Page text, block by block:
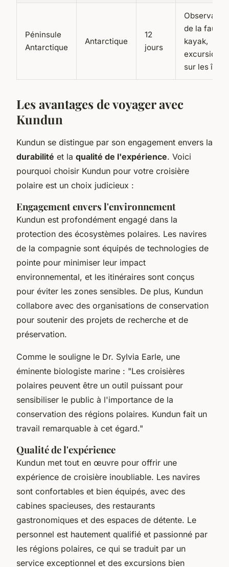
Péninsule
Antarctique
Antarctique
12
jours
Observation
de la faune,
kayak,
excursions
sur les îles
Les avantages de voyager avec
Kundun
Kundun se distingue par son engagement envers la
durabilité et la qualité de l'expérience. Voici
pourquoi choisir Kundun pour votre croisière
polaire est un choix judicieux :
Engagement envers l'environnement
Kundun est profondément engagé dans la
protection des écosystèmes polaires. Les navires
de la compagnie sont équipés de technologies de
pointe pour minimiser leur impact
environnemental, et les itinéraires sont conçus
pour éviter les zones sensibles. De plus, Kundun
collabore avec des organisations de conservation
pour soutenir des projets de recherche et de
préservation.
Comme le souligne le Dr. Sylvia Earle, une
éminente biologiste marine : "Les croisières
polaires peuvent être un outil puissant pour
sensibiliser le public à l'importance de la
conservation des régions polaires. Kundun fait un
travail remarquable à cet égard."
Qualité de l'expérience
Kundun met tout en œuvre pour offrir une
expérience de croisière inoubliable. Les navires
sont confortables et bien équipés, avec des
cabines spacieuses, des restaurants
gastronomiques et des espaces de détente. Le
personnel est hautement qualifié et passionné par
les régions polaires, ce qui se traduit par un
service exceptionnel et des excursions bien